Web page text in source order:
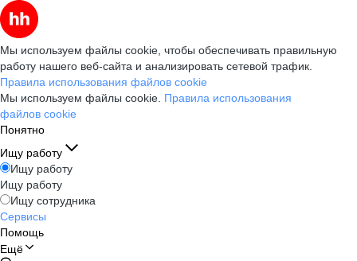
Мы используем файлы cookie, чтобы обеспечивать правильную
работу нашего веб-сайта и анализировать сетевой трафик.
Правила использования файлов cookie
Мы используем файлы cookie. Правила использования
файлов cookie
Понятно
Ищу работу
Ищу работу
Ищу работу
Ищу сотрудника
Сервисы
Помощь
Ещё